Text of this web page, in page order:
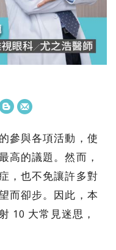
參與各項活動，使
高的議題。然而，
，也不免讓許多對
而卻步。因此，本
10 大常見迷思，